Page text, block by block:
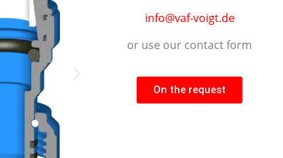
info@vaf-voigt.de
or use our contact form
On the request